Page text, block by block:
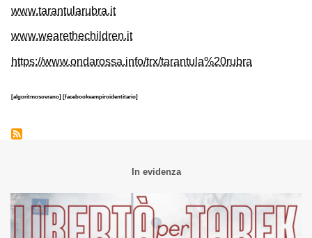
www.tarantularubra.it
www.wearethechildren.it
https://www.ondarossa.info/trx/tarantula%20rubra
[algoritmosovrano] [facebookvampiroidentitario]
In evidenza